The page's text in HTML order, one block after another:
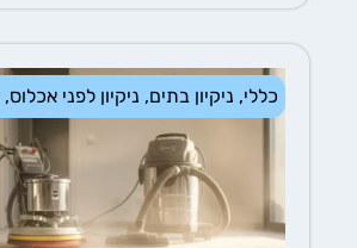
ניקיון בתים,ניקיון לפני אכלוס,פוליש